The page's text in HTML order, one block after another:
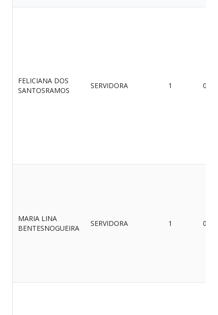
FELICIANA DOS
SANTOSRAMOS
SERVIDORA 1 09/
MARIA LINA
BENTESNOGUEIRA
SERVIDORA 1 07/